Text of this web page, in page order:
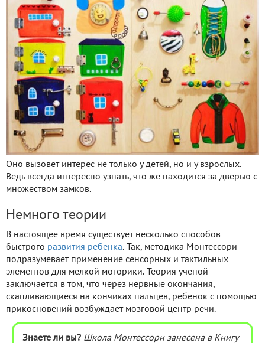
Оно вызовет интерес не только у детей, но и у взрослых.
Ведь всегда интересно узнать, что же находится за дверью с
множеством замков.
Немного теории
В настоящее время существует несколько способов
быстрого развития ребенка. Так, методика Монтессори
подразумевает применение сенсорных и тактильных
элементов для мелкой моторики. Теория ученой
заключается в том, что через нервные окончания,
скапливающиеся на кончиках пальцев, ребенок с помощью
прикосновений возбуждает мозговой центр речи.
Знаете ли вы? Школа Монтессори занесена в Книгу